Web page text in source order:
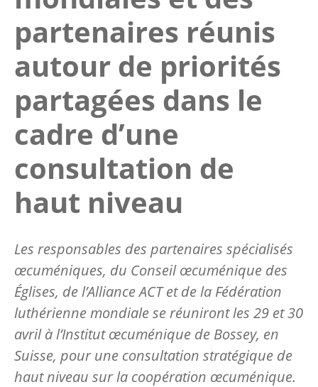
partenaires réunis
autour de priorités
partagées dans le
cadre d’une
consultation de
haut niveau
Les responsables des partenaires spécialisés
œcuméniques, du Conseil œcuménique des
Églises, de l’Alliance ACT et de la Fédération
luthérienne mondiale se réuniront les 29 et 30
avril à l’Institut œcuménique de Bossey, en
Suisse, pour une consultation stratégique de
haut niveau sur la coopération œcuménique.